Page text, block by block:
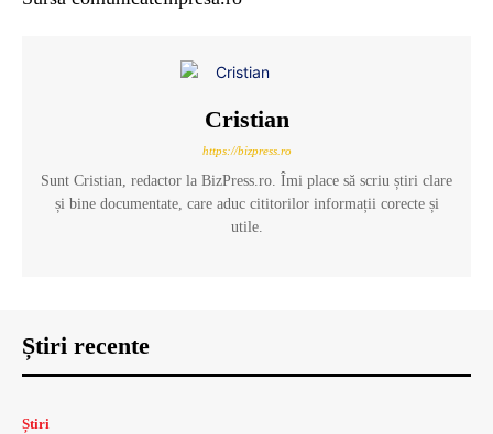
Cristian
https://bizpress.ro
Sunt Cristian, redactor la BizPress.ro. Îmi place să scriu știri clare
și bine documentate, care aduc cititorilor informații corecte și
utile.
Știri recente
Știri